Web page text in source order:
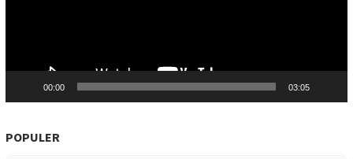
00:00 03:05
POPULER